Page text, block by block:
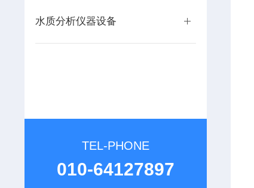
水质分析仪器设备
TEL-PHONE
010-64127897